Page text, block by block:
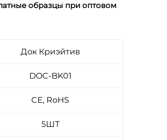
образцы при оптовом
Док Криэйтив
DOC-BK01
CE, RoHS
5ШТ